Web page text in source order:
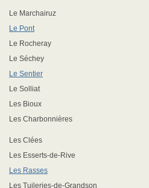
Le Marchairuz
Le Pont
Le Rocheray
Le Séchey
Le Sentier
Le Solliat
Les Bioux
Les Charbonnières
Les Clées
Les Esserts-de-Rive
Les Rasses
Les Tuileries-de-Grandson